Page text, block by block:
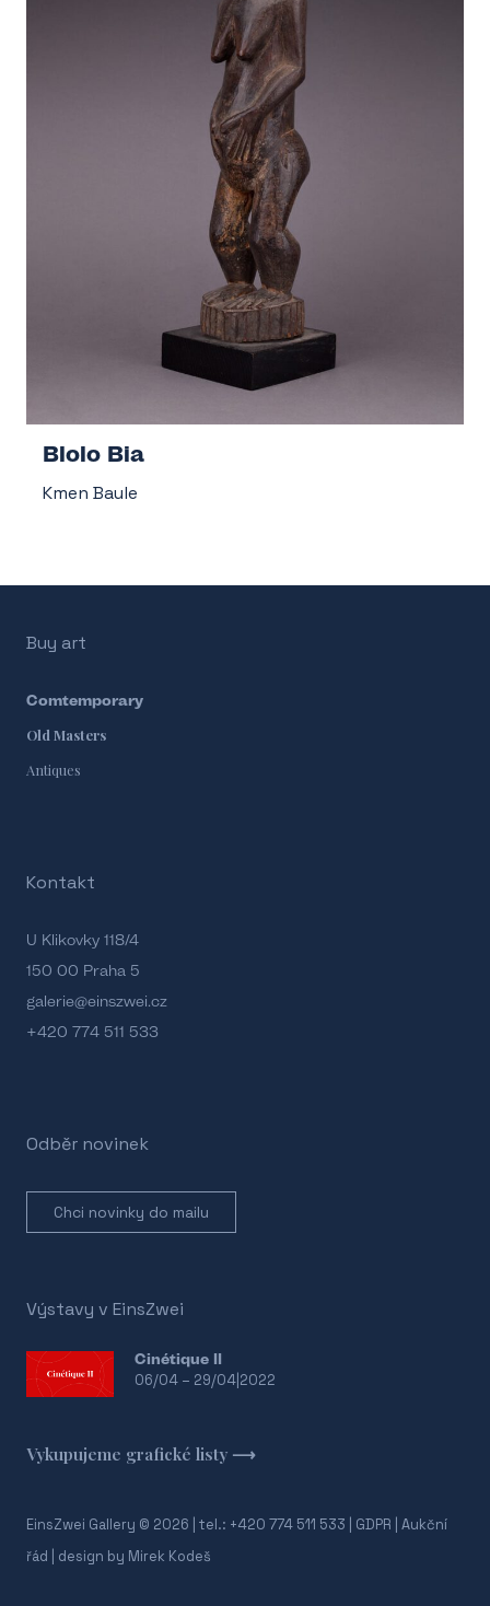
Blolo Bia
Kmen Baule
Buy art
Comtemporary
Old Masters
Antiques
Kontakt
U Klikovky 118/4
150 00 Praha 5
galerie@einszwei.cz
+420 774 511 533
Odběr novinek
Chci novinky do mailu
Výstavy v EinsZwei
Cinétique II
06/04 – 29/04|2022
V ⟶
EinsZwei Gallery © 2026 | tel.: +420 774 511 533 | GDPR Aukční
řád | design by Mirek Kodeš